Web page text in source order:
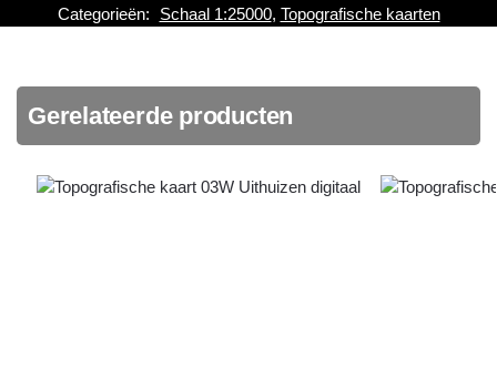
Categorieën:
Schaal 1:25000, Topografische kaarten
Gerelateerde producten